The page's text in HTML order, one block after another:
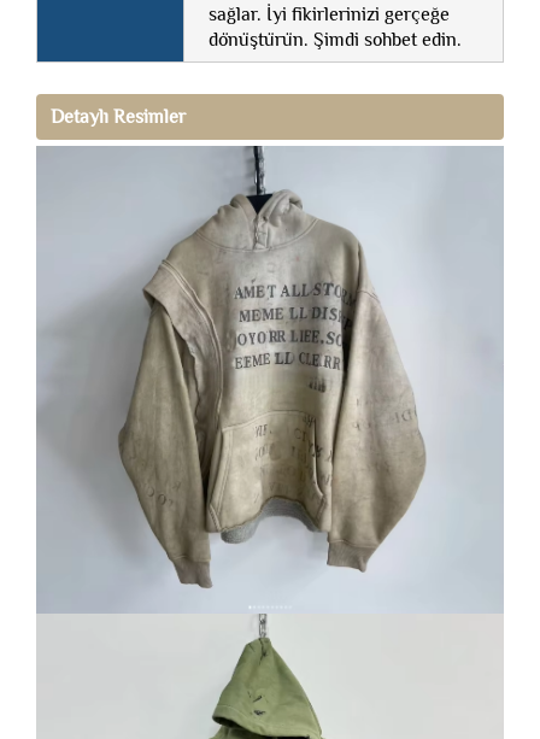
sağlar. İyi fikirlerinizi gerçeğe
dönüştürün. Şimdi sohbet edin.
Detaylı Resimler